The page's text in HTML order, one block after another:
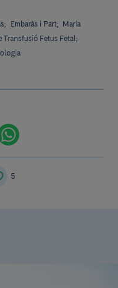
Embaràs i Part;
Maria
Transfusió Fetus Fetal;
5